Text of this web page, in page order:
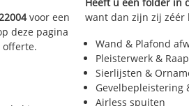
voor een
deze pagina
offerte.
want dan zijn zij
Wand & Plafond
Pleisterwerk &
Sierlijsten &
Gevelbepleistering
Airless spuiten